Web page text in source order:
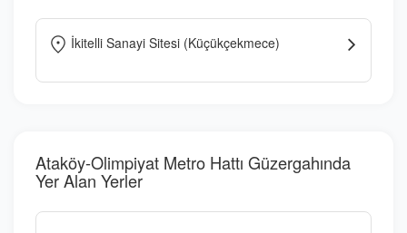
İkitelli Sanayi Sitesi (Küçükçekmece)
Ataköy-Olimpiyat Metro Hattı Güzergahında
Yer Alan Yerler